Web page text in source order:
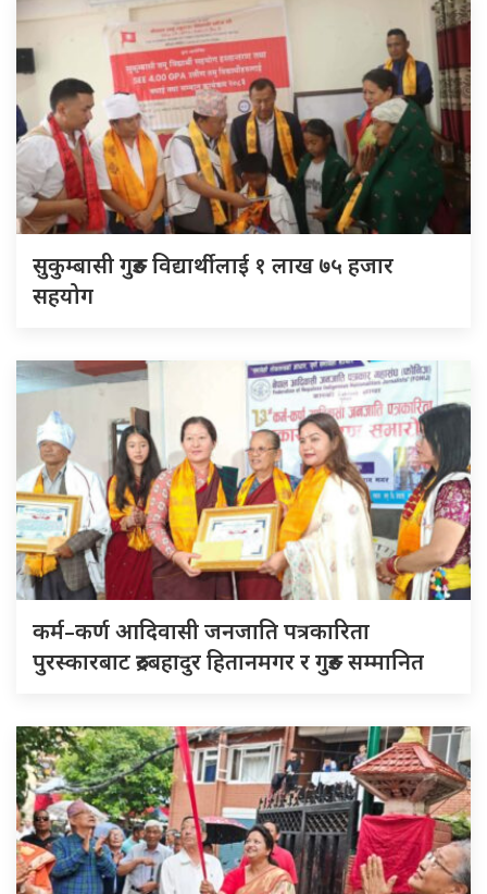
सुकुम्बासी गुरुङ विद्यार्थीलाई १ लाख ७५ हजार
सहयोग
कर्म–कर्ण आदिवासी जनजाति पत्रकारिता
पुरस्कारबाट रुद्रबहादुर हितानमगर र गुरुङ सम्मानित